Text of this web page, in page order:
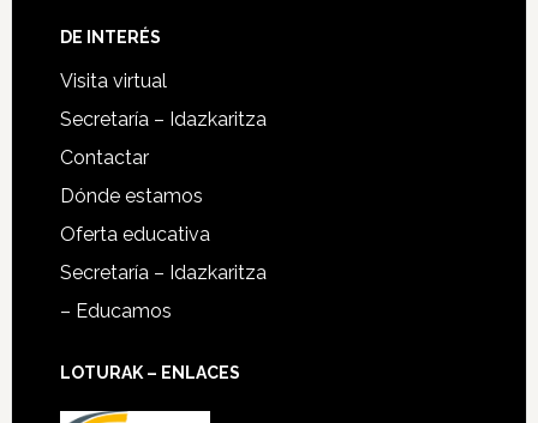
DE INTERÉS
Visita virtual
Secretaría – Idazkaritza
Contactar
Dónde estamos
Oferta educativa
Secretaría – Idazkaritza
– Educamos
LOTURAK – ENLACES